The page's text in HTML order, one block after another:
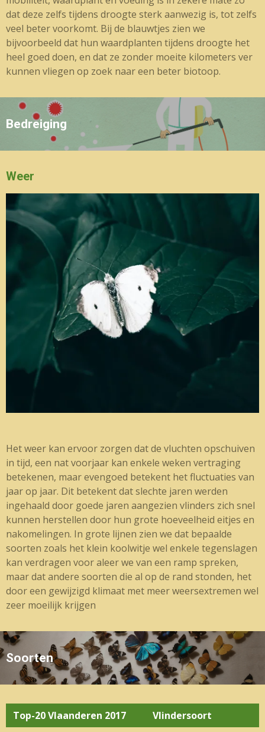
dat deze zelfs tijdens droogte sterk aanwezig is, tot zelfs
veel beter voorkomt. Bij de blauwtjes zien we
bijvoorbeeld dat hun waardplanten tijdens droogte het
heel goed doen, en dat ze zonder moeite kilometers ver
kunnen vliegen op zoek naar een beter biotoop.
Bedreiging
Weer
Het weer kan ervoor zorgen dat de vluchten opschuiven
in tijd, een nat voorjaar kan enkele weken vertraging
betekenen, maar evengoed betekent het fluctuaties van
jaar op jaar. Dit betekent dat slechte jaren werden
ingehaald door goede jaren aangezien vlinders zich snel
kunnen herstellen door hun grote hoeveelheid eitjes en
nakomelingen. In grote lijnen zien we dat bepaalde
soorten zoals het klein koolwitje wel enkele tegenslagen
kan verdragen voor aleer we van een ramp spreken,
maar dat andere soorten die al op de rand stonden, het
door een gewijzigd klimaat met meer weersextremen wel
zeer moeilijk krijgen
Soorten
Top-20 Vlaanderen 2017
Vlindersoort